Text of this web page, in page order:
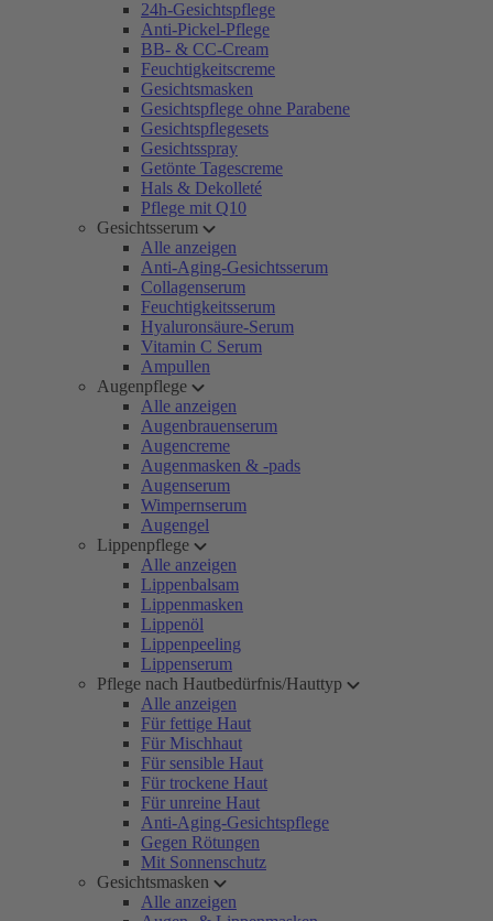
24h-Gesichtspflege
Anti-Pickel-Pflege
BB- & CC-Cream
Feuchtigkeitscreme
Gesichtsmasken
Gesichtspflege ohne Parabene
Gesichtspflegesets
Gesichtsspray
Getönte Tagescreme
Hals & Dekolleté
Pflege mit Q10
Gesichtsserum
Alle anzeigen
Anti-Aging-Gesichtsserum
Collagenserum
Feuchtigkeitsserum
Hyaluronsäure-Serum
Vitamin C Serum
Ampullen
Augenpflege
Alle anzeigen
Augenbrauenserum
Augencreme
Augenmasken & -pads
Augenserum
Wimpernserum
Augengel
Lippenpflege
Alle anzeigen
Lippenbalsam
Lippenmasken
Lippenöl
Lippenpeeling
Lippenserum
Pflege nach Hautbedürfnis/Hauttyp
Alle anzeigen
Für fettige Haut
Für Mischhaut
Für sensible Haut
Für trockene Haut
Für unreine Haut
Anti-Aging-Gesichtspflege
Gegen Rötungen
Mit Sonnenschutz
Gesichtsmasken
Alle anzeigen